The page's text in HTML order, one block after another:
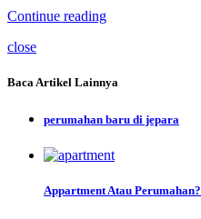
Continue reading
close
Baca Artikel Lainnya
perumahan baru di jepara
Appartment Atau Perumahan?